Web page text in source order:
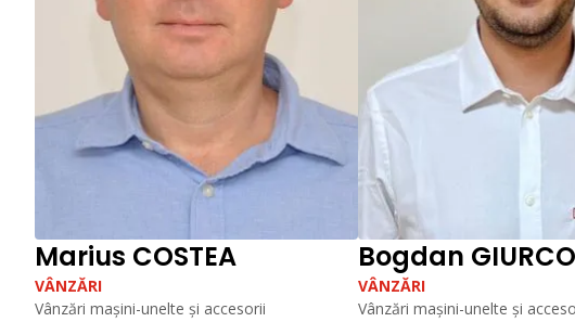
Marius COSTEA
VÂNZĂRI
Vânzări mașini-unelte și accesorii
Bogdan
VÂNZĂRI
Vânzări mașini-unelte și